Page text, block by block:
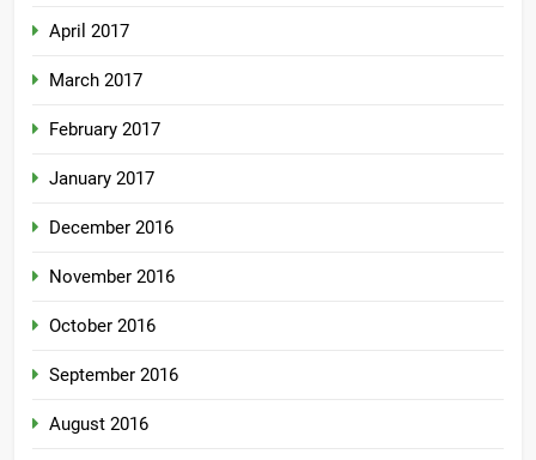
April 2017
March 2017
February 2017
January 2017
December 2016
November 2016
October 2016
September 2016
August 2016